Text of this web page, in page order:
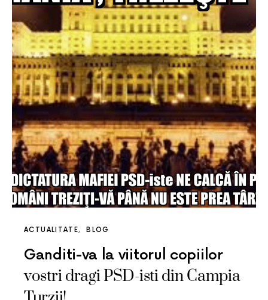
ACTUALITATE BLOG
Ganditi-va la viitorul copiilor
vostri dragi PSD-isti din Campia